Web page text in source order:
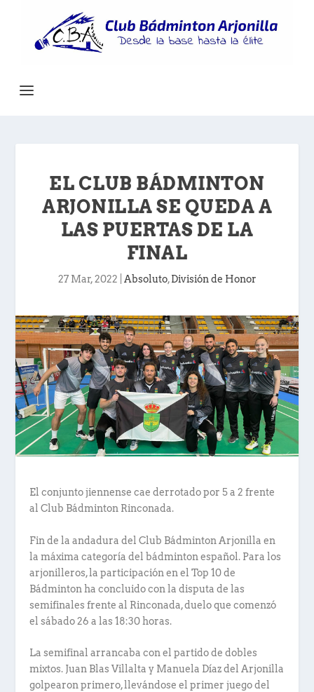
EL CLUB BÁDMINTON
ARJONILLA SE QUEDA A
LAS PUERTAS DE LA
FINAL
27 Mar, 2022 Absoluto,División de Honor
El conjunto jiennense cae derrotado por 5 a 2 frente
al Club Bádminton Rinconada.
Fin de la andadura del Club Bádminton Arjonilla en
la máxima categoría del bádminton español. Para los
arjonilleros, la participación en el Top 10 de
Bádminton ha concluido con la disputa de las
semifinales frente al Rinconada, duelo que comenzó
el sábado 26 a las 18:30 horas.
La semifinal arrancaba con el partido de dobles
mixtos. Juan Blas Villalta y Manuela Díaz del Arjonilla
golpearon primero, llevándose el primer juego del